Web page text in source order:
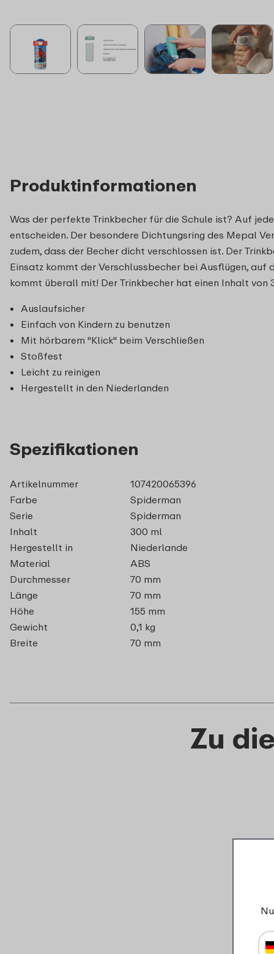
Produktinformationen
Was der perfekte Trinkbecher für die Schule ist? Auf
entscheiden. Der besondere Dichtungsring des Mepal
zudem, dass der Becher dicht verschlossen ist. Der
Einsatz kommt der Verschlussbecher bei Ausflügen,
kommt überall mit! Der Trinkbecher hat einen Inhalt
Auslaufsicher
Einfach von Kindern zu benutzen
Mit hörbarem "Klick" beim Verschließen
Stoßfest
Leicht zu reinigen
Hergestellt in den Niederlanden
Spezifikationen
Artikelnummer
107420065396
Farbe
Spiderman
Serie
Spiderman
Inhalt
300 ml
Hergestellt in
Niederlande
Material
ABS
Durchmesser
70 mm
Länge
70 mm
Höhe
155 mm
Gewicht
0,1 kg
Breite
70 mm
Zu